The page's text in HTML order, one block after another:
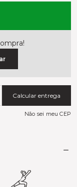
Calcular entrega
Não sei meu CEP